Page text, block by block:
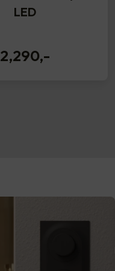
LED
2,290,-